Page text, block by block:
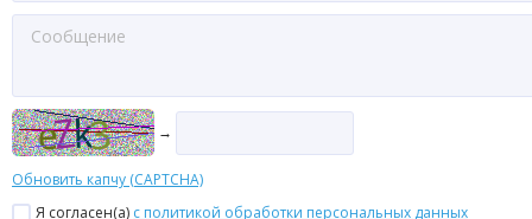
→
Обновить капчу (CAPTCHA)
Я согласен(a) с политикой обработки персональных данных